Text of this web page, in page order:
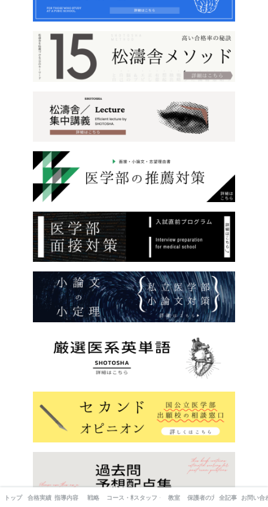
トップ 合格実績 指導内容 戦略 コース・料金スタッフ・出版書籍
教室 保護者の方へ全記事 お問い合